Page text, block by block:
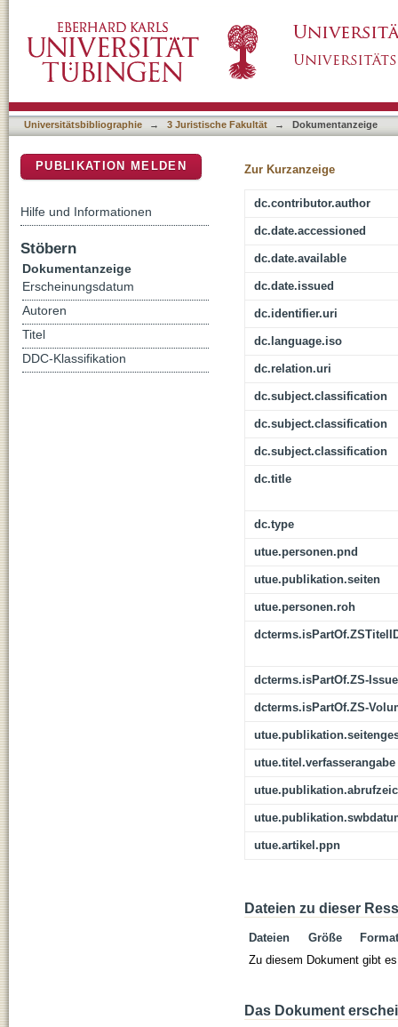
Wissenschaftsrats
Universitätsbibliographie → 3 Juristische Fakultät → Dokumentanzeige
Zur Kurzanzeige
dc.contributor.author
dc.date.accessioned
dc.date.available
dc.date.issued
dc.identifier.uri
dc.language.iso
dc.relation.uri
dc.subject.classification
dc.subject.classification
dc.subject.classification
dc.title
dc.type
utue.personen.pnd
utue.publikation.seiten
utue.personen.roh
dcterms.isPartOf.ZS-Issue
dcterms.isPartOf.ZS-
utue.titel.verfasserangabe
utue.artikel.ppn
Dateien zu dieser
Dateien Größe
Format
Zu diesem Dokument gibt
Das Dokument
PUBLIKATION MELDEN
Hilfe und Informationen
Stöbern
Dokumentanzeige
Erscheinungsdatum
Autoren
Titel
DDC-Klassifikation